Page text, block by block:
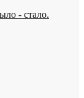
- стало.